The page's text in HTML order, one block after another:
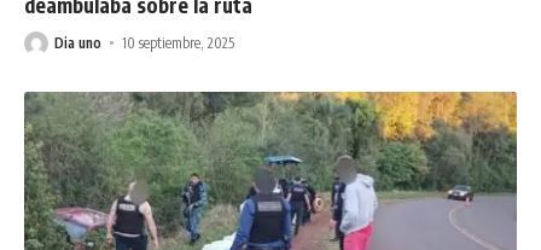
Dia uno 10 septiembre, 2025